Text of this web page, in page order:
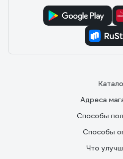
Адреса
Способы
Способы
Что